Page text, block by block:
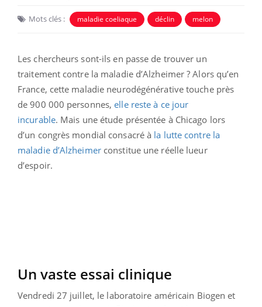
Mots clés : maladie coeliaque déclin melon
Les chercheurs sont-ils en passe de trouver un
traitement contre la maladie d’Alzheimer ? Alors qu’en
France, cette maladie neurodégénérative touche près
de 900 000 personnes,elle reste à ce jour
incurable. Mais une étude présentée à Chicago lors
d’un congrès mondial consacré à la lutte contre la
maladie d’Alzheimerconstitue une réelle lueur
d’espoir.
Un vaste essai clinique
Vendredi 27 juillet, le laboratoire américain Biogen et